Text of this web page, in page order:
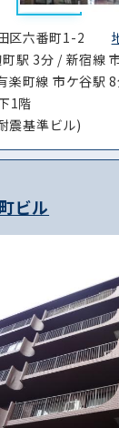
田区六番町1-2
駅 3分 / 新宿線
楽町線 市ケ谷駅
1階
震基準ビル)
ビル